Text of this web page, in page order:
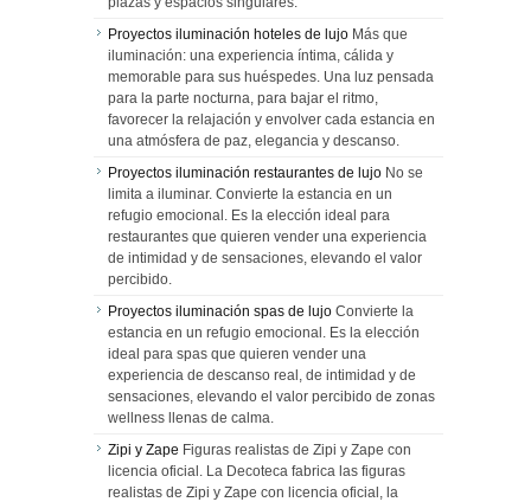
Proyectos iluminación hoteles de lujo Más que
iluminación: una experiencia íntima, cálida y
memorable para sus huéspedes. Una luz pensada
para la parte nocturna, para bajar el ritmo,
favorecer la relajación y envolver cada estancia en
una atmósfera de paz, elegancia y descanso.
Proyectos iluminación restaurantes de lujo No se
limita a iluminar. Convierte la estancia en un
refugio emocional. Es la elección ideal para
restaurantes que quieren vender una experiencia
de intimidad y de sensaciones, elevando el valor
percibido.
Proyectos iluminación spas de lujo Convierte la
estancia en un refugio emocional. Es la elección
ideal para spas que quieren vender una
experiencia de descanso real, de intimidad y de
sensaciones, elevando el valor percibido de zonas
wellness llenas de calma.
Zipi y Zape Figuras realistas de Zipi y Zape con
licencia oficial. La Decoteca fabrica las figuras
realistas de Zipi y Zape con licencia oficial, la